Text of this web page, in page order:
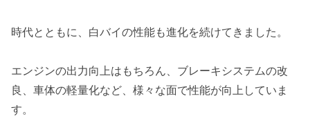
時代とともに、白バイの性能も進化を続けてきました。
エンジンの出力向上はもちろん、ブレーキシステムの改
良、車体の軽量化など、様々な面で性能が向上していま
す。